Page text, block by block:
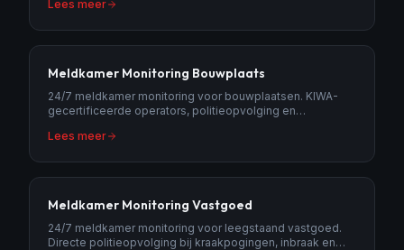
Lees meer
Meldkamer Monitoring Bouwplaats
24/7 meldkamer monitoring voor bouwplaatsen. KIWA-
gecertificeerde operators, politieopvolging en
Lees meer
Meldkamer Monitoring Vastgoed
24/7 meldkamer monitoring voor leegstaand vastgoed.
Directe politieopvolging bij kraakpogingen, inbraak en